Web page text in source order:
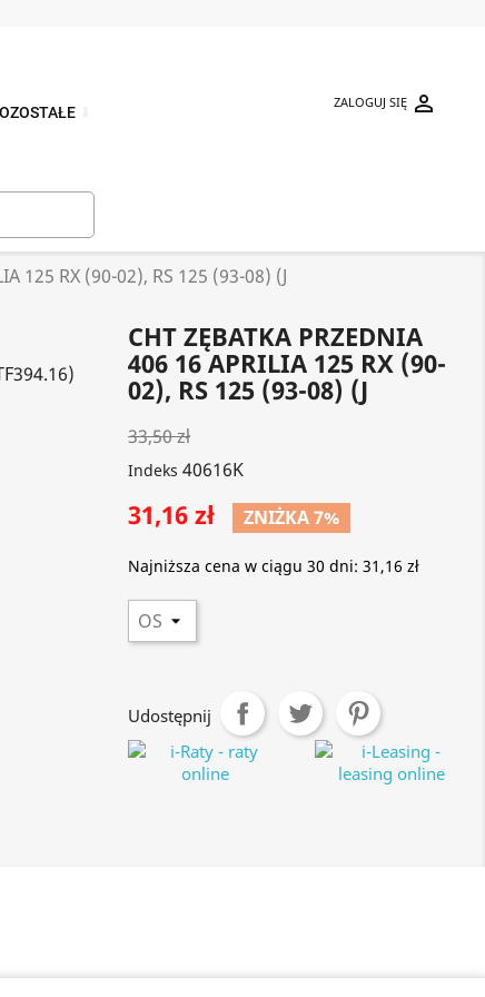


ZALOGUJ SIĘ
125 RX (90-02), RS 125 (93-08) (J
CHT ZĘBATKA PRZEDNIA
406 16 APRILIA 125 RX (90-
02), RS 125 (93-08) (J
33,50 zł
Indeks 40616K
31,16 zł ZNIŻKA 7%
Najniższa cena w ciągu 30 dni: 31,16 zł
Udostępnij